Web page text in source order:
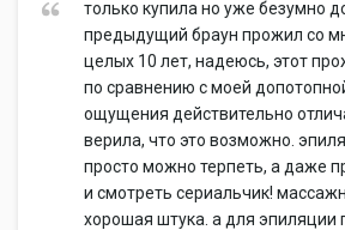
только купила но уже безумно
предыдущий браун прожил со
целых 10 лет, надеюсь, этот
по сравнению с моей
ощущения действительно
верила, что это возможно.
просто можно терпеть, а даже
и смотреть сериальчик!
хорошая штука. а для